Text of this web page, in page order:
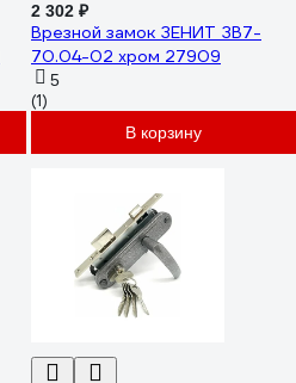
2 302 ₽
Врезной замок ЗЕНИТ ЗВ7-
70.04-02 хром 27909
5
(1)
В корзину